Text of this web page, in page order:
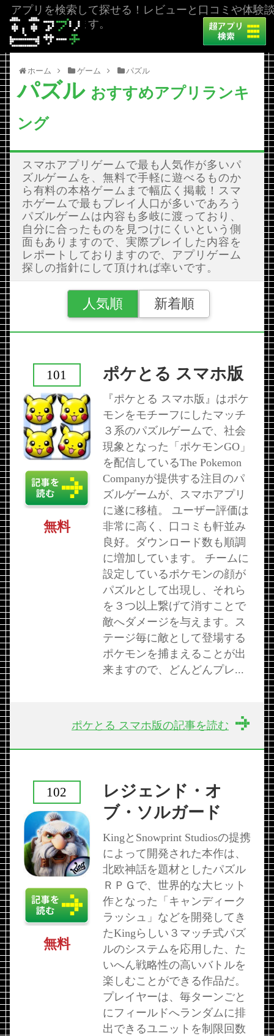
アプリを検索して探せる！レビューと口コミや体験
を掲載しています。
ホーム ゲーム パズル
パズル おすすめアプリランキ
ング
スマホアプリゲームで最も人気作が多いパ
ズルゲームを、無料で手軽に遊べるものか
ら有料の本格ゲームまで幅広く掲載！スマ
ホゲームで最もプレイ人口が多いであろう
パズルゲームは内容も多岐に渡っており、
自分に合ったものを見つけにくいという側
面もありますので、実際プレイした内容を
レポートしておりますので、アプリゲーム
探しの指針にして頂ければ幸いです。
人気順 新着順
ポケとる スマホ版
『ポケとる スマホ版』はポケ
モンをモチーフにしたマッチ
３系のパズルゲームで、社会
現象となった「ポケモンGO」
を配信しているThe Pokemon
Companyが提供する注目のパ
ズルゲームが、スマホアプリ
に遂に移植。 ユーザー評価は
非常に高く、口コミも軒並み
良好。ダウンロード数も順調
に増加しています。 チームに
設定しているポケモンの顔が
パズルとして出現し、それら
を３つ以上繋げて消すことで
敵へダメージを与えます。ス
テージ毎に敵として登場する
ポケモンを捕まえることが出
来ますので、どんどんプレ...
101
無料
ポケとる スマホ版の記事を読む
レジェンド・オ
ブ・ソルガード
KingとSnowprint Studiosの提携
によって開発された本作は、
北欧神話を題材としたパズル
ＲＰＧで、世界的な大ヒット
作となった「キャンディーク
ラッシュ」などを開発してき
たKingらしい３マッチ式パズ
ルのシステムを応用した、た
いへん戦略性の高いバトルを
楽しむことができる作品だ。
プレイヤーは、毎ターンごと
にフィールドへランダムに排
出できるユニットを制限回数
102
無料